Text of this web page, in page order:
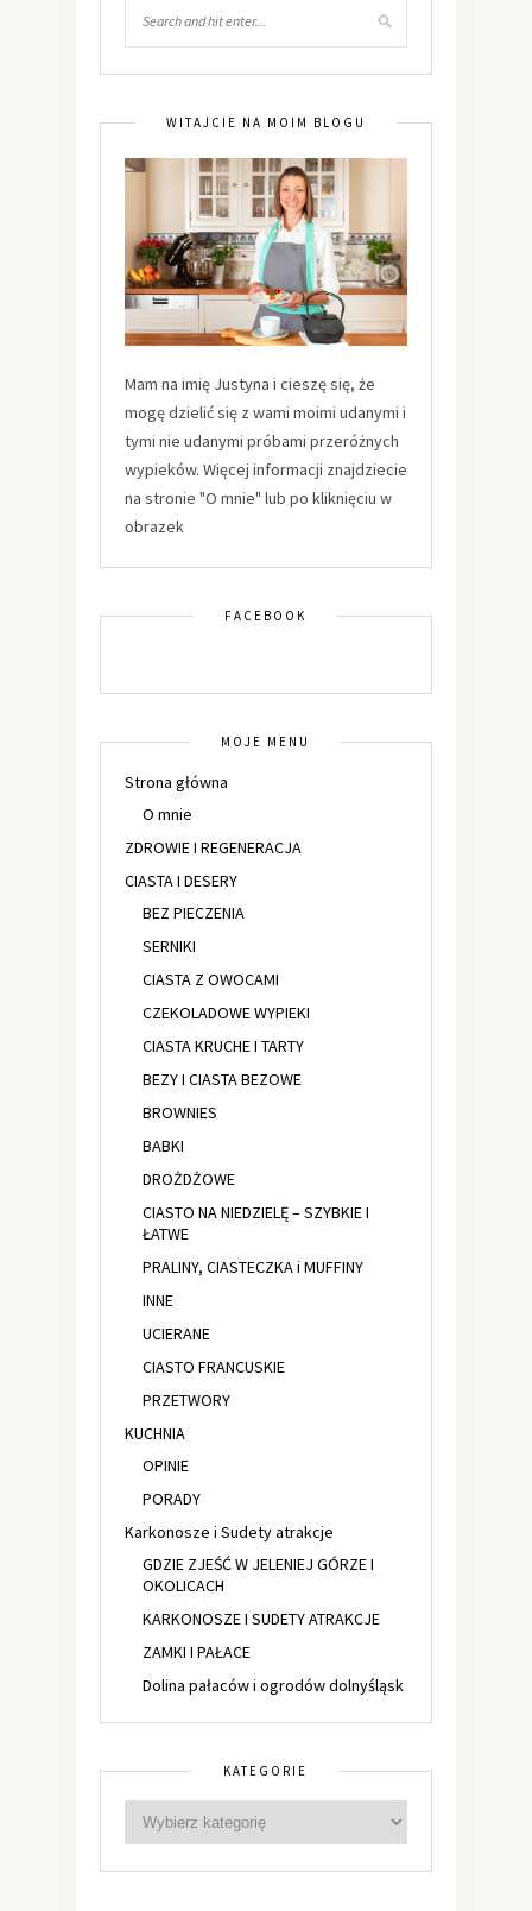
WITAJCIE NA MOIM BLOGU
Mam na imię Justyna i cieszę się, że
mogę dzielić się z wami moimi udanymi i
tymi nie udanymi próbami przeróżnych
wypieków. Więcej informacji znajdziecie
na stronie "O mnie" lub po kliknięciu w
obrazek
FACEBOOK
MOJE MENU
Strona główna
O mnie
ZDROWIE I REGENERACJA
CIASTA I DESERY
BEZ PIECZENIA
SERNIKI
CIASTA Z OWOCAMI
CZEKOLADOWE WYPIEKI
CIASTA KRUCHE I TARTY
BEZY I CIASTA BEZOWE
BROWNIES
BABKI
DROŻDŻOWE
CIASTO NA NIEDZIELĘ – SZYBKIE I
ŁATWE
PRALINY, CIASTECZKA i MUFFINY
INNE
UCIERANE
CIASTO FRANCUSKIE
PRZETWORY
KUCHNIA
OPINIE
PORADY
Karkonosze i Sudety atrakcje
GDZIE ZJEŚĆ W JELENIEJ GÓRZE I
OKOLICACH
KARKONOSZE I SUDETY ATRAKCJE
ZAMKI I PAŁACE
Dolina pałaców i ogrodów dolnyśląsk
KATEGORIE